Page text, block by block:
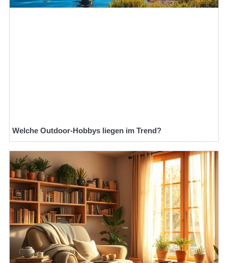
Welche Outdoor-Hobbys liegen im Trend?